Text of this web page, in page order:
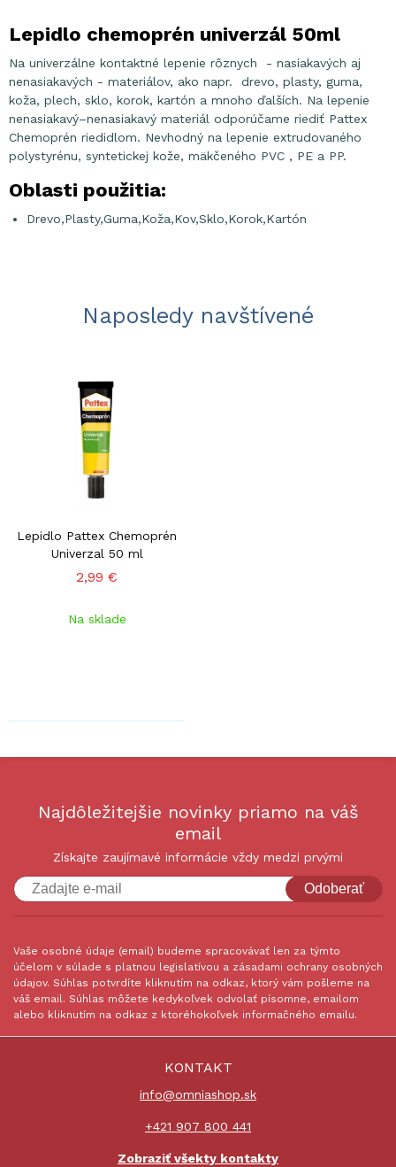
Lepidlo chemoprén univerzál 50ml
Na univerzálne kontaktné lepenie rôznych - nasiakavých aj
nenasiakavých - materiálov, ako napr. drevo, plasty, guma,
koža, plech, sklo, korok, kartón a mnoho ďalších. Na lepenie
nenasiakavý–nenasiakavý materiál odporúčame riediť Pattex
Chemoprén riedidlom. Nevhodný na lepenie extrudovaného
polystyrénu, syntetickej kože, mäkčeného PVC , PE a PP.
Oblasti použitia:
Drevo,Plasty,Guma,Koža,Kov,Sklo,Korok,Kartón
Naposledy navštívené
Lepidlo Pattex Chemoprén
Univerzal 50 ml
2,99 €
Na sklade
Najdôležitejšie novinky priamo na váš
email
Získajte zaujímavé informácie vždy medzi prvými
Odoberať
Vaše osobné údaje (email) budeme spracovávať len za týmto
účelom v súlade s platnou legislatívou a zásadami ochrany osobných
údajov. Súhlas potvrdíte kliknutím na odkaz, ktorý vám pošleme na
váš email. Súhlas môžete kedykoľvek odvolať písomne, emailom
alebo kliknutím na odkaz z ktoréhokoľvek informačného emailu.
KONTAKT
info@omniashop.sk
+421 907 800 441
Zobraziť všekty kontakty